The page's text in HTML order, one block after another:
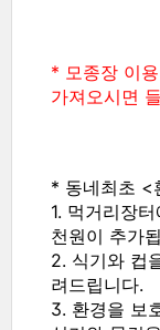
* 모종장 이
가져오시면
* 동네최초 <
1. 먹거리장
천원이 추가
2. 식기와 컵
려드립니다.
3. 환경을 보